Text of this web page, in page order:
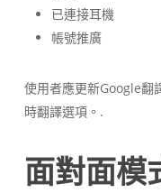
已連接耳機
帳號推廣
使用者應更新Google翻
時翻譯選項。.
面對面模